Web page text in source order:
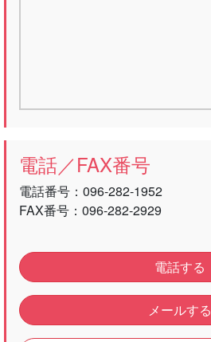
電話／FAX番号
電話番号： 096-282-1952
FAX番号：096-282-2929
電話する
メールする